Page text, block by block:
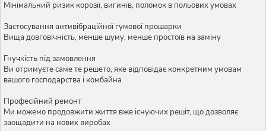
Мінімальний ризик корозії, вигинів, поломок в польових умовах
Застосування антивібраційної гумової прошарки
Вища довговічність, менше шуму, менше простоїв на заміну
Гнучкість під замовлення
Ви отримуєте саме те решето, яке відповідає конкретним умовам
вашого господарства і комбайна
Професійний ремонт
Ми можемо продовжити життя вже існуючих решіт, що дозволяє
заощадити на нових виробах